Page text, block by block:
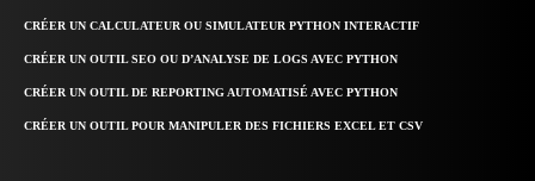
CRÉER UN CALCULATEUR OU SIMULATEUR PYTHON INTERACTIF
CRÉER UN OUTIL SEO OU D’ANALYSE DE LOGS AVEC PYTHON
CRÉER UN OUTIL DE REPORTING AUTOMATISÉ AVEC PYTHON
CRÉER UN OUTIL POUR MANIPULER DES FICHIERS EXCEL ET CSV